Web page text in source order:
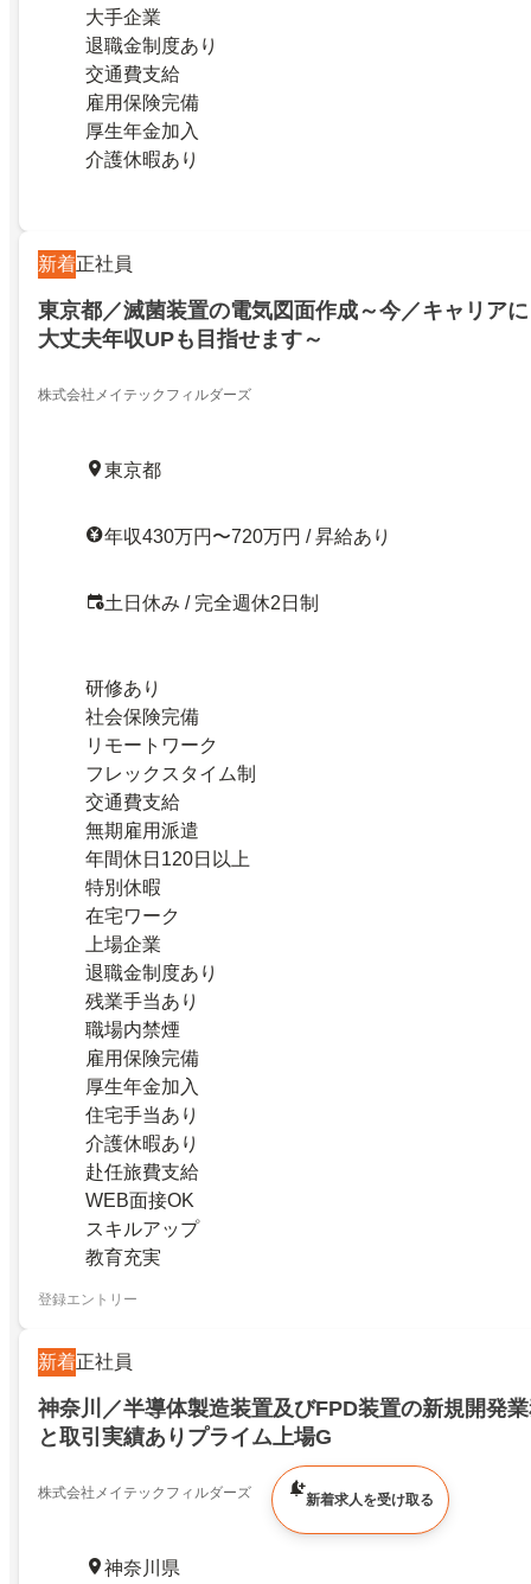
大手企業
退職金制度あり
交通費支給
雇用保険完備
厚生年金加入
介護休暇あり
新着正社員
東京都／滅菌装置の電気図面作成～今／キャリア
大丈夫年収UPも目指せます～
株式会社メイテックフィルダーズ
東京都
年収430万円〜720万円 / 昇給あり
土日休み / 完全週休2日制
研修あり
社会保険完備
リモートワーク
フレックスタイム制
交通費支給
無期雇用派遣
年間休日120日以上
特別休暇
在宅ワーク
上場企業
退職金制度あり
残業手当あり
職場内禁煙
雇用保険完備
厚生年金加入
住宅手当あり
介護休暇あり
赴任旅費支給
WEB面接OK
スキルアップ
教育充実
登録エントリー
新着正社員
神奈川／半導体製造装置及びFPD装置の新規開発
と取引実績ありプライム上場G
株式会社メイテックフィルダーズ
神奈川県
新着求人を受け取る